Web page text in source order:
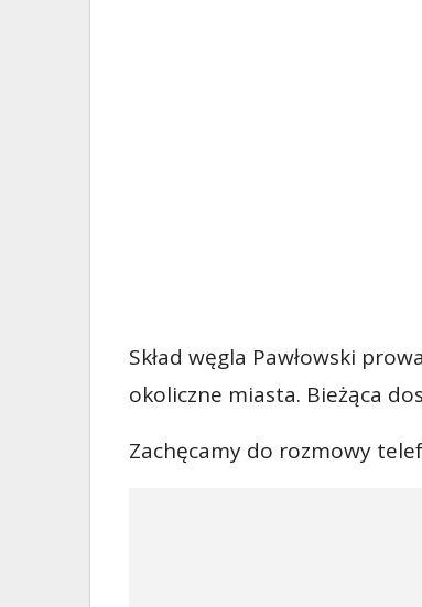
Skład węgla Pawłowski
okoliczne miasta. Bieżąca
Zachęcamy do rozmowy